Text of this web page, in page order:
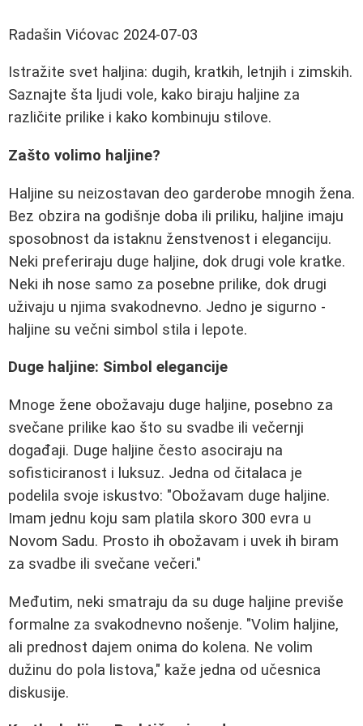
Radašin Vićovac 2024-07-03
Istražite svet haljina: dugih, kratkih, letnjih i zimskih.
Saznajte šta ljudi vole, kako biraju haljine za
različite prilike i kako kombinuju stilove.
Zašto volimo haljine?
Haljine su neizostavan deo garderobe mnogih žena.
Bez obzira na godišnje doba ili priliku, haljine imaju
sposobnost da istaknu ženstvenost i eleganciju.
Neki preferiraju duge haljine, dok drugi vole kratke.
Neki ih nose samo za posebne prilike, dok drugi
uživaju u njima svakodnevno. Jedno je sigurno -
haljine su večni simbol stila i lepote.
Duge haljine: Simbol elegancije
Mnoge žene obožavaju duge haljine, posebno za
svečane prilike kao što su svadbe ili večernji
događaji. Duge haljine često asociraju na
sofisticiranost i luksuz. Jedna od čitalaca je
podelila svoje iskustvo: "Obožavam duge haljine.
Imam jednu koju sam platila skoro 300 evra u
Novom Sadu. Prosto ih obožavam i uvek ih biram
za svadbe ili svečane večeri."
Međutim, neki smatraju da su duge haljine previše
formalne za svakodnevno nošenje. "Volim haljine,
ali prednost dajem onima do kolena. Ne volim
dužinu do pola listova," kaže jedna od učesnica
diskusije.